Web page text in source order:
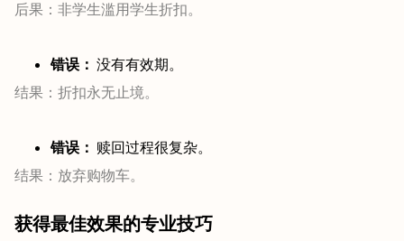
后果：非学生滥用学生折扣。
错误：没有有效期。
结果：折扣永无止境。
错误： 赎回过程很复杂。
结果：放弃购物车。
获得最佳效果的专业技巧